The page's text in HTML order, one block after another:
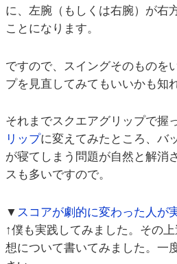
に、左腕（もしくは右腕）が右
ことになります。
ですので、スイングそのものを
プを見直してみてもいいかも知
それまでスクエアグリップで握
リップに変えてみたところ、バ
が寝てしまう問題が自然と解消
スも多いですので。
▼ スコアが劇的に変わった人が
↑僕も実践してみました。その
想について書いてみました。一